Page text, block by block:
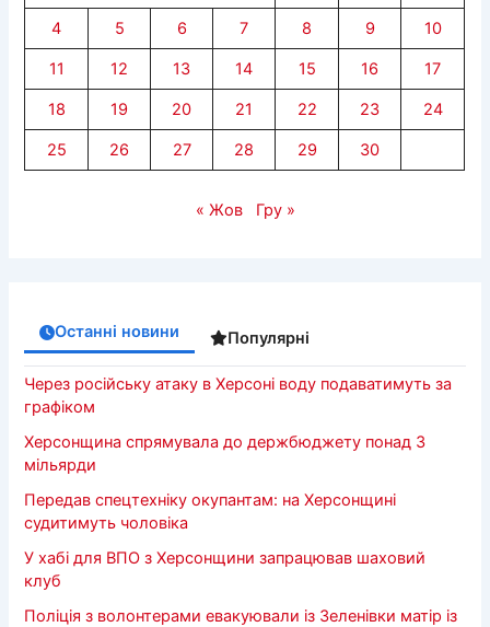
в
Україні
4 5 6 7 8 9 10
11 12 13 14 15 16 17
18 19 20 21 22 23 24
25 26 27 28 29 30
« Жов Гру »
Останні новини Популярні
Через російську атаку в Херсоні воду подаватимуть за
графіком
Херсонщина спрямувала до держбюджету понад 3
мільярди
Передав спецтехніку окупантам: на Херсонщині
судитимуть чоловіка
У хабі для ВПО з Херсонщини запрацював шаховий
клуб
Поліція з волонтерами евакуювали із Зеленівки матір із